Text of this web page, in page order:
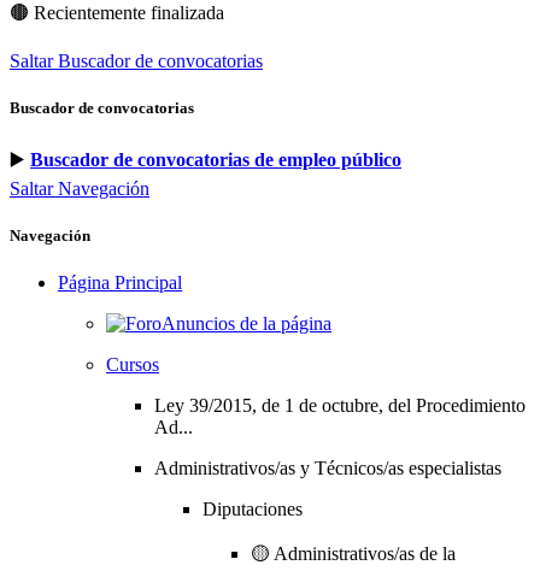
🟤 Recientemente finalizada
Saltar Buscador de convocatorias
Buscador de convocatorias
▶️ Buscador de convocatorias de empleo público
Saltar Navegación
Navegación
Página Principal
Anuncios de la página
Cursos
Ley 39/2015, de 1 de octubre, del Procedimiento
Ad...
Administrativos/as y Técnicos/as especialistas
Diputaciones
🟡 Administrativos/as de la